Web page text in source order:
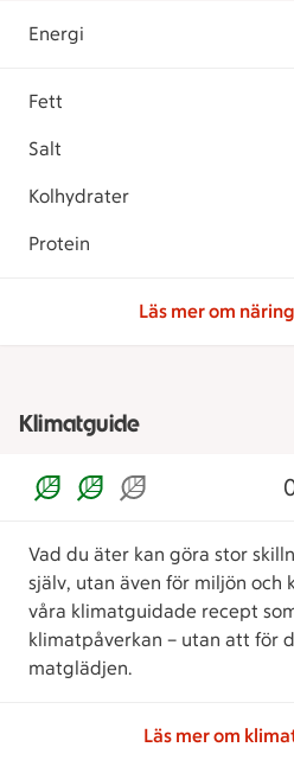
Energi
Fett
Salt
Kolhydrater
Protein
Läs mer om
Klimatguide
Vad du äter kan göra stor
själv, utan även för miljön och
våra klimatguidade recept
klimatpåverkan – utan att för
matglädjen.
Läs mer om